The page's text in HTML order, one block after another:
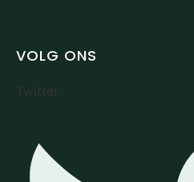
VOLG ONS
Twitter